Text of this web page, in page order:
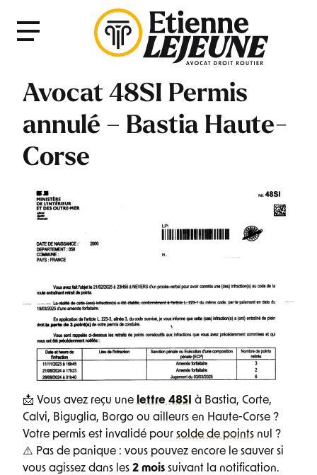
Menu
Avocat 48SI Permis
annulé – Bastia Haute-
Corse
📩 Vous avez reçu une lettre 48SI à Bastia, Corte,
Calvi, Biguglia, Borgo ou ailleurs en Haute-Corse ?
Votre permis est invalidé pour solde de points nul ?
⚠️ Pas de panique : vous pouvez encore le sauver si
vous agissez dans les 2 mois suivant la notification.
Fermer